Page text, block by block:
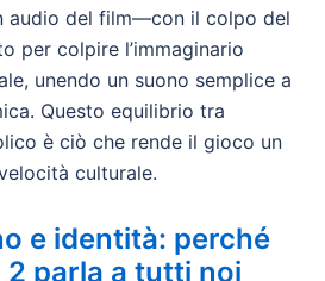
audio del film—con il colpo del
per colpire l’immaginario
unendo un suono semplice a
Questo equilibrio tra
è ciò che rende il gioco un
culturale.
e identità: perché
2 parla a tutti noi